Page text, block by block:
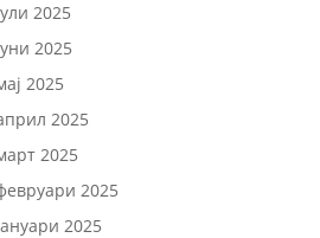
2025
2025
2025
2025
2025
2025
2025